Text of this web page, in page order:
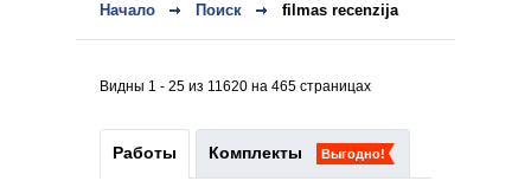
Начало Поиск filmas recenzija
Видны 1 - 25 из 11620 на 465 страницах
Работы Комплекты Выгодно!